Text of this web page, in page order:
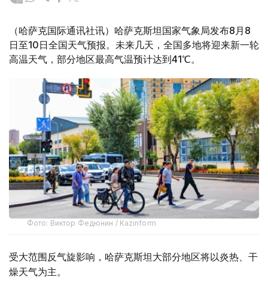
（哈萨克国际通讯社讯）哈萨克斯坦国家气象局发布8月8
日至10日全国天气预报。未来几天，全国多地将迎来新一轮
高温天气，部分地区最高气温预计达到41℃。
Фото: Виктор Федюнин / Kazinform
受大范围反气旋影响，哈萨克斯坦大部分地区将以炎热、干
燥天气为主。